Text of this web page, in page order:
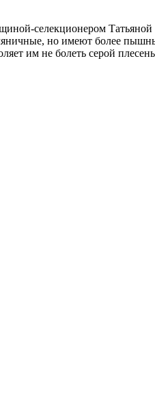
селекционером Татьяной
но имеют более
им не болеть серой